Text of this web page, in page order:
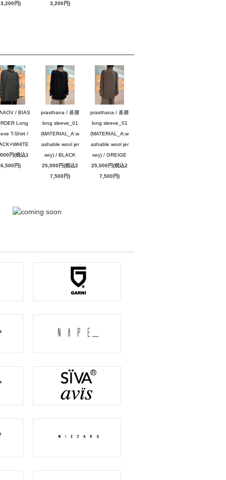
3,200円)
3,200円)
/ BIAS
Long
T-Shirt /
円(税込1
6,500円)
prasthana / 基層
long sleeve_01
(MATERIAL_A:w
ashable wool jer
sey) / BLACK
25,000円(税込2
7,500円)
prasthana / 基層
long sleeve_01
(MATERIAL_A:w
ashable wool jer
sey) / GREIGE
25,000円(税込2
7,500円)